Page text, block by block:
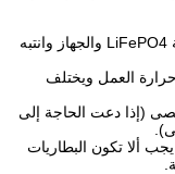
لاحظ علامات الجمع (+) والناقص (-) على بطارية LiFePO4 والجهاز وانتبه
العمل ويختلف
(إذا دعت الحاجة إلى
ألا تكون البطاريات